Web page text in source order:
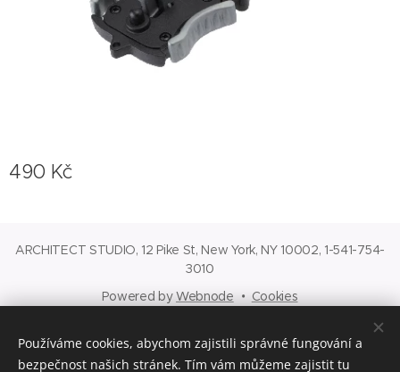
490 Kč
ARCHITECT STUDIO, 12 Pike St, New York, NY 10002, 1-541-754-
3010
Powered byWebnode Cookies
English
Čeština
Používáme cookies, abychom zajistili správné fungování a
bezpečnost našich stránek. Tím vám můžeme zajistit tu